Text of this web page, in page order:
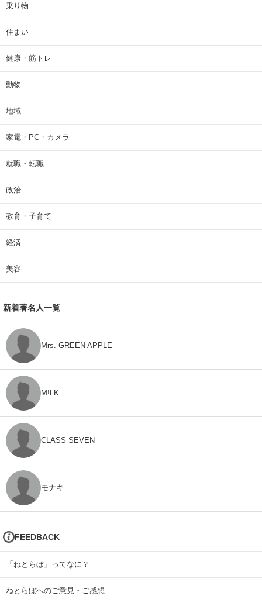
乗り物
住まい
健康・筋トレ
動物
地域
家電・PC・カメラ
就職・転職
政治
教育・子育て
経済
美容
新着著名人一覧
Mrs. GREEN APPLE
M!LK
CLASS SEVEN
モナキ
FEEDBACK
「ねとらぼ」ってなに？
ねとらぼへのご意見・ご感想